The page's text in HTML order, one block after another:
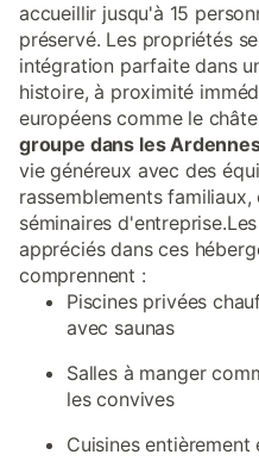
accueillir jusqu'à 15
préservé. Les propriétés
intégration parfaite dans
histoire, à proximité
européens comme le
groupe dans les
vie généreux avec des
rassemblements
séminaires
appréciés dans ces
comprennent :
Piscines privées
avec saunas
Salles à manger
les convives
Cuisines